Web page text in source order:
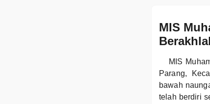
MIS
MIS
Parang,
bawah
telah berdiri